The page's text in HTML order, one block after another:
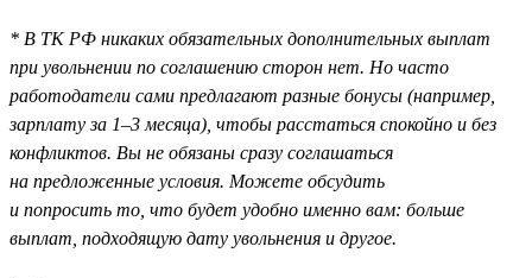
* В ТК РФ никаких обязательных дополнительных выплат
при увольнении по соглашению сторон нет. Но часто
работодатели сами предлагают разные бонусы (например,
зарплату за 1–3 месяца), чтобы расстаться спокойно и без
конфликтов. Вы не обязаны сразу соглашаться
на предложенные условия. Можете обсудить
и попросить то, что будет удобно именно вам: больше
выплат, подходящую дату увольнения и другое.